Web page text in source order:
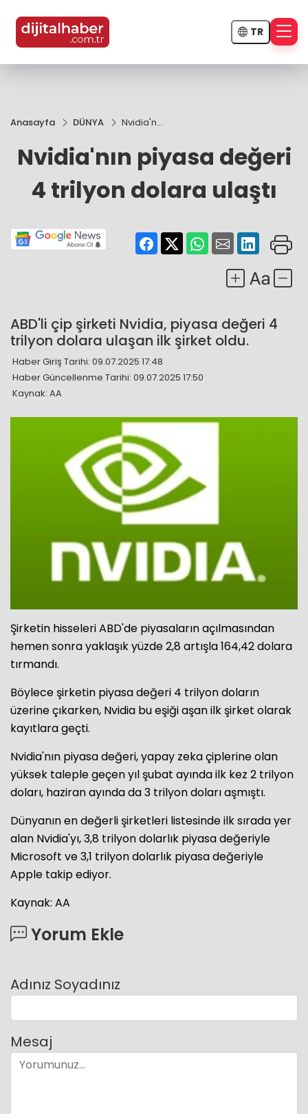
TR
Anasayfa DÜNYA
Nvidia'nın
değeri 4
trilyon
ulaştı
Nvidia'nın piyasa değeri
4 trilyon dolara ulaştı
ABD'li çip şirketi Nvidia, piyasa değeri 4
trilyon dolara ulaşan ilk şirket oldu.
Haber Giriş Tarihi: 09.07.2025 17:48
Haber Güncellenme Tarihi: 09.07.2025 17:50
Kaynak: AA
Şirketin hisseleri ABD'de piyasaların açılmasından
hemen sonra yaklaşık yüzde 2,8 artışla 164,42 dolara
tırmandı.
Böylece şirketin piyasa değeri 4 trilyon doların
üzerine çıkarken, Nvidia bu eşiği aşan ilk şirket olarak
kayıtlara geçti.
Nvidia'nın piyasa değeri, yapay zeka çiplerine olan
yüksek taleple geçen yıl şubat ayında ilk kez 2 trilyon
doları, haziran ayında da 3 trilyon doları aşmıştı.
Dünyanın en değerli şirketleri listesinde ilk sırada yer
alan Nvidia'yı, 3,8 trilyon dolarlık piyasa değeriyle
Microsoft ve 3,1 trilyon dolarlık piyasa değeriyle
Apple takip ediyor.
Kaynak: AA
Yorum Ekle
Adınız Soyadınız
Mesaj